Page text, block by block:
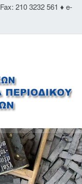
Fax: 210 3232 561 ♦ e-